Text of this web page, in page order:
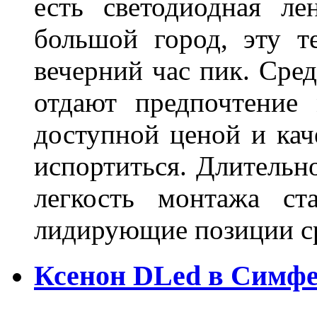
есть светодиодная
большой город, эту
вечерний час пик.
отдают
доступной ценой и
испортиться.
легкость монтажа
лидирующие
Ксенон DLed в